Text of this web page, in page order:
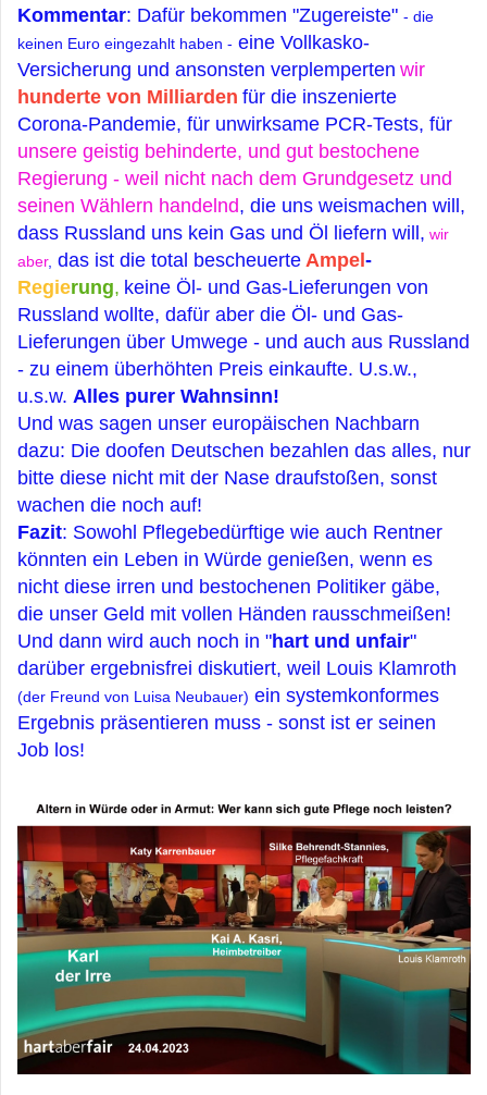
Kommentar: Dafür bekommen "Zugereiste" - die
keinen Euro eingezahlt haben - eine Vollkasko-
Versicherung und ansonsten verplemperten wir
hunderte von Milliarden für die inszenierte
Corona-Pandemie, für unwirksame PCR-Tests, für
unsere geistig behinderte, und gut bestochene
Regierung - weil nicht nach dem Grundgesetz und
seinen Wählern handelnd, die uns weismachen will,
dass Russland uns kein Gas und Öl liefern will, wir
aber, das ist die total bescheuerte Ampel-
Regierung, keine Öl- und Gas-Lieferungen von
Russland wollte, dafür aber die Öl- und Gas-
Lieferungen über Umwege - und auch aus Russland
- zu einem überhöhten Preis einkaufte. U.s.w.,
u.s.w. Alles purer Wahnsinn!
Und was sagen unser europäischen Nachbarn
dazu: Die doofen Deutschen bezahlen das alles, nur
bitte diese nicht mit der Nase draufstoßen, sonst
wachen die noch auf!
Fazit: Sowohl Pflegebedürftige wie auch Rentner
könnten ein Leben in Würde genießen, wenn es
nicht diese irren und bestochenen Politiker gäbe,
die unser Geld mit vollen Händen rausschmeißen!
Und dann wird auch noch in "hart und unfair"
darüber ergebnisfrei diskutiert, weil Louis Klamroth
(der Freund von Luisa Neubauer) ein systemkonformes
Ergebnis präsentieren muss - sonst ist er seinen
Job los!